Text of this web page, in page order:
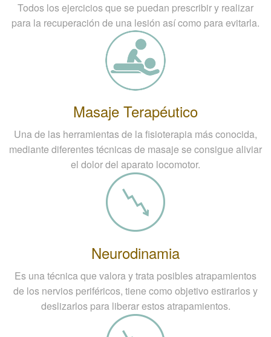
Todos los ejercicios que se puedan prescribir y realizar
para la recuperación de una lesión así como para evitarla.
Masaje Terapéutico
Una de las herramientas de la fisioterapia más conocida,
mediante diferentes técnicas de masaje se consigue aliviar
el dolor del aparato locomotor.
Neurodinamia
Es una técnica que valora y trata posibles atrapamientos
de los nervios periféricos, tiene como objetivo estirarlos y
deslizarlos para liberar estos atrapamientos.